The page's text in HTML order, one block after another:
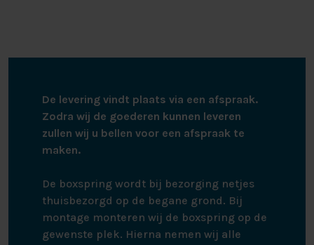
kwaliteit en duurzaamheid. De materialen en afwerking
zijn zorgvuldig gekozen om een luxe slaapervaring te
creëren. Het kussen vormt zich subtiel naar de
drukpunten van je hoofd en nek, waardoor je tijdens
ondersteuning ervaart.
Dit zorgt ervoor dat je minder hoeft te draaien
gedurende de nacht en makkelijker in een diepe,
De levering vindt plaats via een afspraak.
Zodra wij de goederen kunnen leveren
zullen wij u bellen voor een afspraak te
maken.
De boxspring wordt bij bezorging netjes
thuisbezorgd op de begane grond. Bij
montage monteren wij de boxspring op de
gewenste plek. Hierna nemen wij alle